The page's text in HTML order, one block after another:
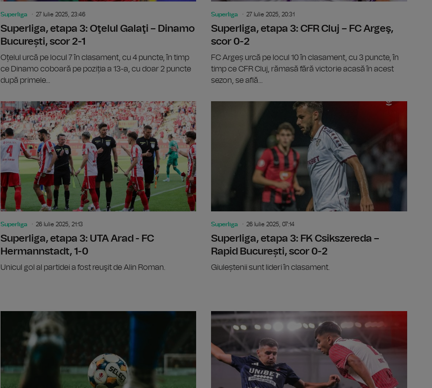
Superliga 27 Iulie 2025, 23:46
Superliga, etapa 3: Oţelul Galaţi – Dinamo
București, scor 2-1
Oțelul urcă pe locul 7 în clasament, cu 4 puncte, în timp
ce Dinamo coboară pe poziția a 13-a, cu doar 2 puncte
după primele...
Superliga 27 Iulie 2025, 20:31
Superliga, etapa 3: CFR Cluj – FC Argeş,
scor 0-2
FC Argeș urcă pe locul 10 în clasament, cu 3 puncte, în
timp ce CFR Cluj, rămasă fără victorie acasă în acest
sezon, se află...
Superliga: FCSB – Farul Constanţa, scor 1-2
Superliga 26 Iulie 2025, 21:13
Superliga, etapa 3: UTA Arad - FC
Hermannstadt, 1-0
Unicul gol al partidei a fost reuşit de Alin Roman.
Superliga,
Superliga 26 Iulie 2025, 07:14
Superliga, etapa 3: FK Csikszereda –
Rapid București, scor 0-2
Giuleștenii sunt lideri în clasament.
Superliga, etapa 3: Metaloglobus București - Petrolul Ploiești, scor 0-3